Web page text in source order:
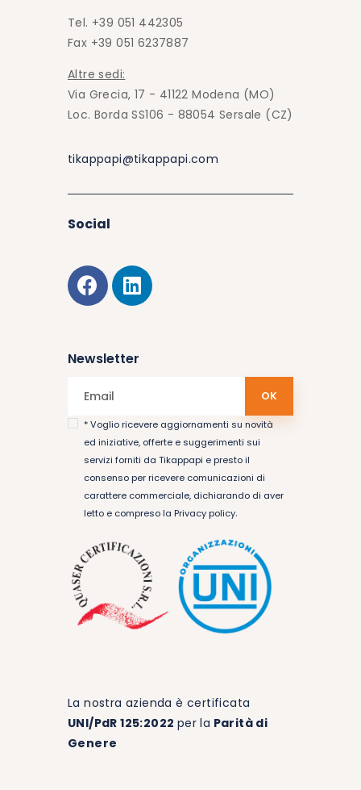
Tel. +39 051 442305
Fax +39 051 6237887
Altre sedi:
Via Grecia, 17 - 41122 Modena (MO)
Loc. Borda SS106 - 88054 Sersale (CZ)
tikappapi@tikappapi.com
Social
Newsletter
* Voglio ricevere aggiornamenti su novità
ed iniziative, offerte e suggerimenti sui
servizi forniti da Tikappapi e presto il
consenso per ricevere comunicazioni di
carattere commerciale, dichiarando di aver
letto e compreso la Privacy policy.
La nostra azienda è certificata
UNI/PdR 125:2022 per la Parità di
Genere